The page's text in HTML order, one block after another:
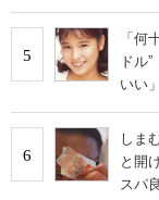
5
「何
ドル
いい
6
しま
と開
スパ